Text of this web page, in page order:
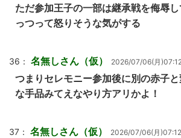
ただ参加王子の一部は継承戦を侮辱
っつって怒りそうな気がする
36： 名無しさん（仮） 2026/07/06(月
つまりセレモニー参加後に別の赤子
な手品みてえなやり方アリかよ！
37： 名無しさん（仮） 2026/07/06(月